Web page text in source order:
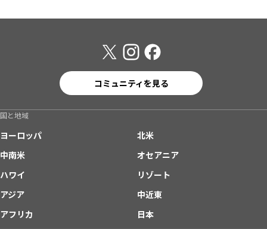
コミュニティを見る
国と地域
ヨーロッパ
北米
中南米
オセアニア
ハワイ
リゾート
アジア
中近東
アフリカ
日本